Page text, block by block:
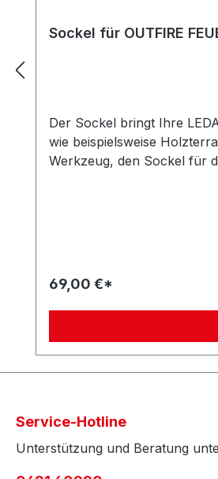
Sockel für OUTFIRE
Der Sockel bringt Ihre
wie beispielsweise
Werkzeug, den Sockel für die OUTFIRE Guss-FEUERSCHALE . Die Elemente werden ineinander verhakt, die Feuerschale darauf platziert und
69,00 €*
Service-Hotline
Unterstützung und Beratung